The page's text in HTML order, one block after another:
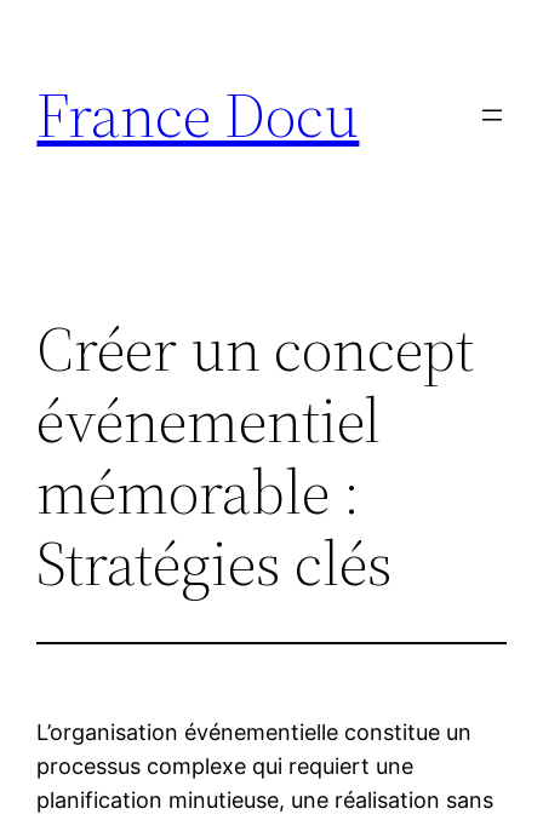
contenu
France Docu
Créer un concept
événementiel
mémorable :
Stratégies clés
L’organisation événementielle constitue un
processus complexe qui requiert une
planification minutieuse, une réalisation sans